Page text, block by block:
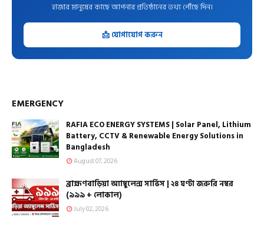
হাজার মানুষের কাছে আপনার প্রতিষ্ঠানের তথ্য পৌঁছে দিন।
📩 যোগাযোগ করুন
EMERGENCY
RAFIA ECO ENERGY SYSTEMS | Solar Panel, Lithium
Battery, CCTV & Renewable Energy Solutions in
Bangladesh
August 07, 2026
ব্রাহ্মণবাড়িয়া অ্যাম্বুলেন্স সার্ভিস | ২৪ ঘণ্টা জরুরি নম্বর
(৯৯৯ + লোকাল)
July 02, 2026